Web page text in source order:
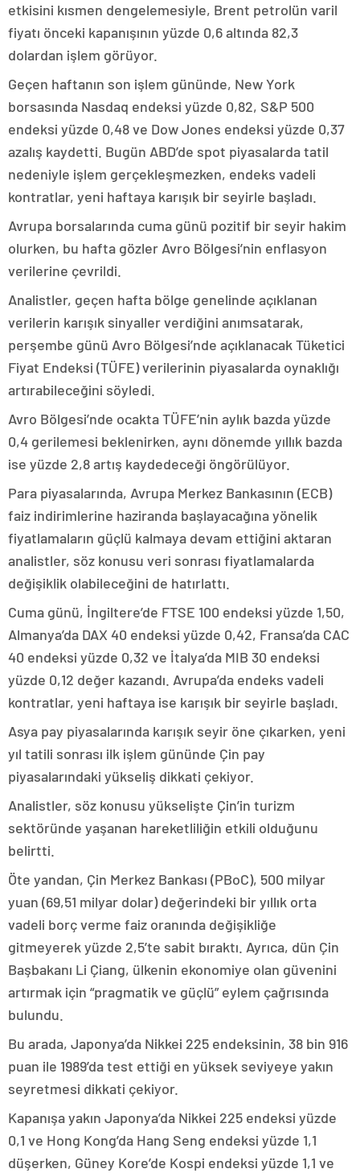
etkisini kısmen dengelemesiyle, Brent petrolün varil
fiyatı önceki kapanışının yüzde 0,6 altında 82,3
dolardan işlem görüyor.
Geçen haftanın son işlem gününde, New York
borsasında Nasdaq endeksi yüzde 0,82, S&P 500
endeksi yüzde 0,48 ve Dow Jones endeksi yüzde 0,37
azalış kaydetti. Bugün ABD’de spot piyasalarda tatil
nedeniyle işlem gerçekleşmezken, endeks vadeli
kontratlar, yeni haftaya karışık bir seyirle başladı.
Avrupa borsalarında cuma günü pozitif bir seyir hakim
olurken, bu hafta gözler Avro Bölgesi’nin enflasyon
verilerine çevrildi.
Analistler, geçen hafta bölge genelinde açıklanan
verilerin karışık sinyaller verdiğini anımsatarak,
perşembe günü Avro Bölgesi’nde açıklanacak Tüketici
Fiyat Endeksi (TÜFE) verilerinin piyasalarda oynaklığı
artırabileceğini söyledi.
Avro Bölgesi’nde ocakta TÜFE’nin aylık bazda yüzde
0,4 gerilemesi beklenirken, aynı dönemde yıllık bazda
ise yüzde 2,8 artış kaydedeceği öngörülüyor.
Para piyasalarında, Avrupa Merkez Bankasının (ECB)
faiz indirimlerine haziranda başlayacağına yönelik
fiyatlamaların güçlü kalmaya devam ettiğini aktaran
analistler, söz konusu veri sonrası fiyatlamalarda
değişiklik olabileceğini de hatırlattı.
Cuma günü, İngiltere’de FTSE 100 endeksi yüzde 1,50,
Almanya’da DAX 40 endeksi yüzde 0,42, Fransa’da CAC
40 endeksi yüzde 0,32 ve İtalya’da MIB 30 endeksi
yüzde 0,12 değer kazandı. Avrupa’da endeks vadeli
kontratlar, yeni haftaya ise karışık bir seyirle başladı.
Asya pay piyasalarında karışık seyir öne çıkarken, yeni
yıl tatili sonrası ilk işlem gününde Çin pay
piyasalarındaki yükseliş dikkati çekiyor.
Analistler, söz konusu yükselişte Çin’in turizm
sektöründe yaşanan hareketliliğin etkili olduğunu
belirtti.
Öte yandan, Çin Merkez Bankası (PBoC), 500 milyar
yuan (69,51 milyar dolar) değerindeki bir yıllık orta
vadeli borç verme faiz oranında değişikliğe
gitmeyerek yüzde 2,5’te sabit bıraktı. Ayrıca, dün Çin
Başbakanı Li Çiang, ülkenin ekonomiye olan güvenini
artırmak için “pragmatik ve güçlü” eylem çağrısında
bulundu.
Bu arada, Japonya’da Nikkei 225 endeksinin, 38 bin 916
puan ile 1989’da test ettiği en yüksek seviyeye yakın
seyretmesi dikkati çekiyor.
Kapanışa yakın Japonya’da Nikkei 225 endeksi yüzde
0,1 ve Hong Kong’da Hang Seng endeksi yüzde 1,1
düşerken, Güney Kore’de Kospi endeksi yüzde 1,1 ve